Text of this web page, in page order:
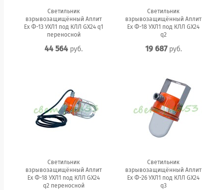
Светильник
взрывозащищённый Аплит
Ех Ф-13 УХЛ1 под КЛЛ GX24 q1
переносной
44 564 руб.
Светильник
взрывозащищённый Аплит
Ех Ф-18 УХЛ1 под КЛЛ GX24
q2
19 687руб.
Светильник
взрывозащищённый Аплит
Ех Ф-18 УХЛ1 под КЛЛ GX24
q2 переносной
Светильник
взрывозащищённый Аплит
Ех Ф-26 УХЛ1 под КЛЛ GX24
q3